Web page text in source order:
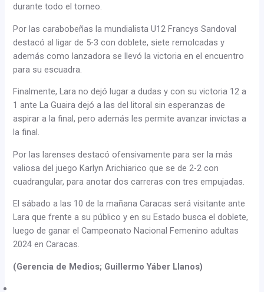
durante todo el torneo.
Por las carabobeñas la mundialista U12 Francys Sandoval
destacó al ligar de 5-3 con doblete, siete remolcadas y
además como lanzadora se llevó la victoria en el encuentro
para su escuadra.
Finalmente, Lara no dejó lugar a dudas y con su victoria 12 a
1 ante La Guaira dejó a las del litoral sin esperanzas de
aspirar a la final, pero además les permite avanzar invictas a
la final.
Por las larenses destacó ofensivamente para ser la más
valiosa del juego Karlyn Arichiarico que se de 2-2 con
cuadrangular, para anotar dos carreras con tres empujadas.
El sábado a las 10 de la mañana Caracas será visitante ante
Lara que frente a su público y en su Estado busca el doblete,
luego de ganar el Campeonato Nacional Femenino adultas
2024 en Caracas.
(Gerencia de Medios; Guillermo Yáber Llanos)